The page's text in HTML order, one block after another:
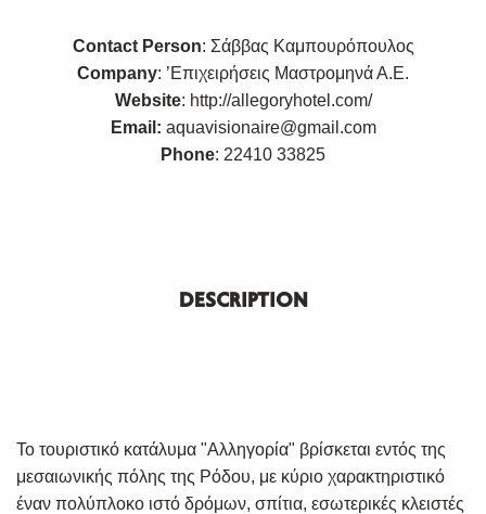
Contact Person: Σάββας Καμπουρόπουλος
Company: ’Επιχειρήσεις Μαστρομηνά Α.Ε.
Website: http://allegoryhotel.com/
Email: aquavisionaire@gmail.com
Phone: 22410 33825
DESCRIPTION
Το τουριστικό κατάλυμα "Αλληγορία" βρίσκεται εντός της
μεσαιωνικής πόλης της Ρόδου, με κύριο χαρακτηριστικό
έναν πολύπλοκο ιστό δρόμων, σπίτια, εσωτερικές κλειστές